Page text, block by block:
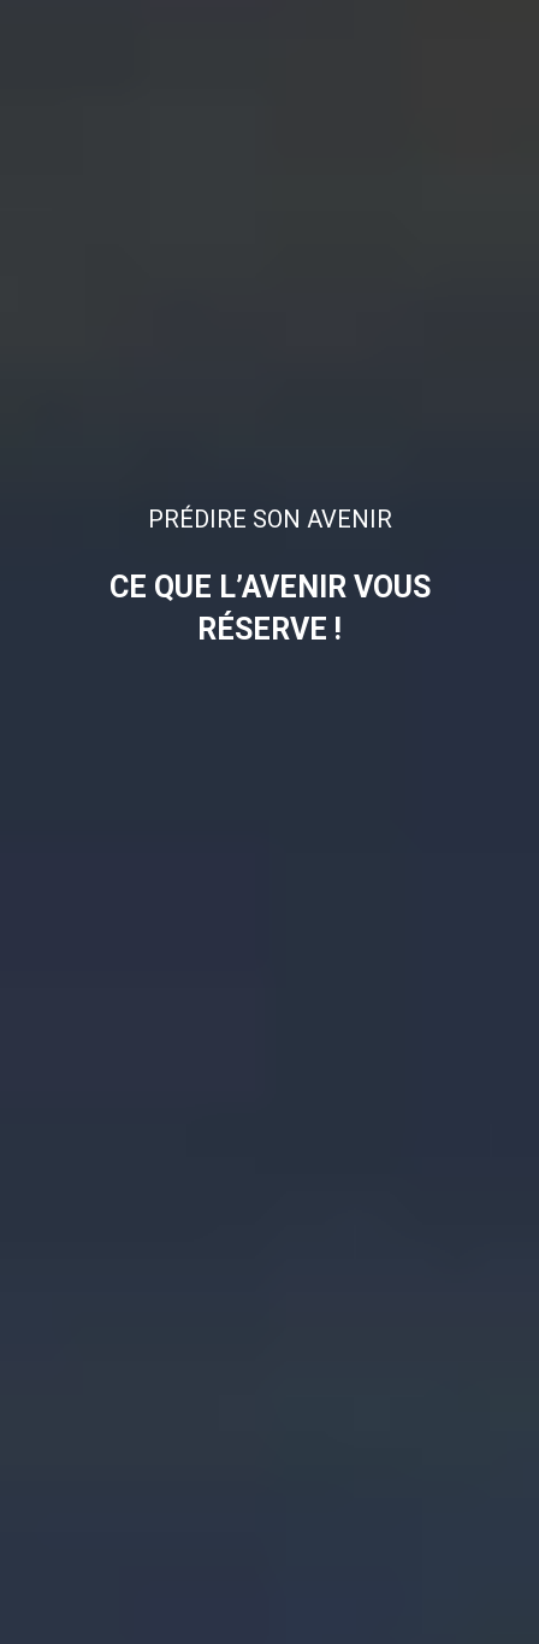
PRÉDIRE SON AVENIR
CE QUE L’AVENIR VOUS
RÉSERVE !